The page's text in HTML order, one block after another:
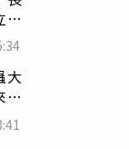
醫
大
宛